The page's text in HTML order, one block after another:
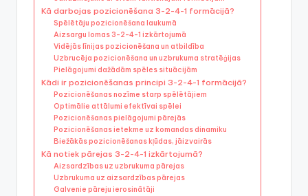
Kā darbojas pozicionēšana 3-2-4-1 formācijā?
Spēlētāju pozicionēšana laukumā
Aizsargu lomas 3-2-4-1 izkārtojumā
Vidējās līnijas pozicionēšana un atbildība
Uzbrucēja pozicionēšana un uzbrukuma stratēģijas
Pielāgojumi dažādām spēles situācijām
Kādi ir pozicionēšanas principi 3-2-4-1 formācijā?
Pozicionēšanas nozīme starp spēlētājiem
Optimālie attālumi efektīvai spēlei
Pozicionēšanas pielāgojumi pārejās
Pozicionēšanas ietekme uz komandas dinamiku
Biežākās pozicionēšanas kļūdas, jāizvairās
Kā notiek pārejas 3-2-4-1 izkārtojumā?
Aizsardzības uz uzbrukuma pārejas
Uzbrukuma uz aizsardzības pārejas
Galvenie pāreju ierosinātāji